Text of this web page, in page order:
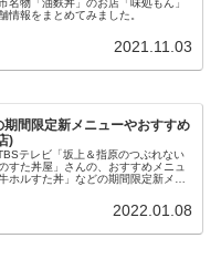
名物「油麩丼」のお店「味処もん」
情報をまとめてみました。
2021.11.03
間限定新メニューやおすすめ
)
テレビ「坂上＆指原のつぶれない
すた丼屋」さんの、おすすめメニュ
ホルすた丼」などの期間限定新メニ
2022.01.08